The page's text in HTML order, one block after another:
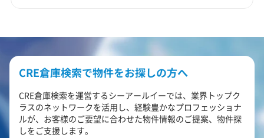
CRE倉庫検索で物件をお探しの方へ
CRE倉庫検索を運営するシーアールイーでは、業界トップク
ラスのネットワークを活用し、経験豊かなプロフェッショナ
ルが、お客様のご要望に合わせた物件情報のご提案、物件探
しをご支援します。